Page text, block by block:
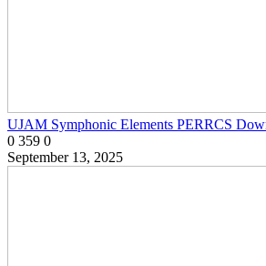
UJAM Symphonic Elements PERRCS
0 359 0
September 13, 2025